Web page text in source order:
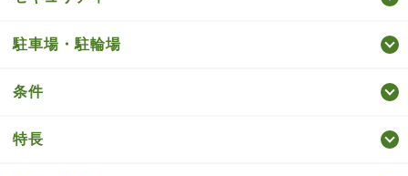
駐車場・駐輪場
条件
特長